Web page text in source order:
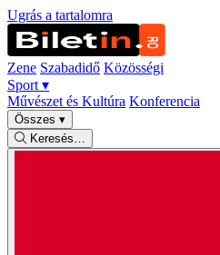
Ugrás a tartalomra
Zene Szabadidő Közösségi
Sport ▾
Művészet és Kultúra Konferencia
Összes ▾
Keresés…